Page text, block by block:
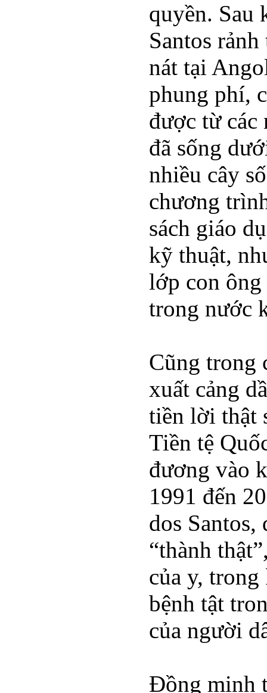
quyền. Sau
Santos
nát tại
phung phí,
được từ các
đã sống
nhiều cây
chương
sách giáo
kỹ thuật,
lớp con ông
trong nước
Cũng trong
xuất cảng
tiền lời thật
Tiền tệ
đương vào
1991 đến
dos
“thành
của y,
bệnh tật
của người
Đồng minh